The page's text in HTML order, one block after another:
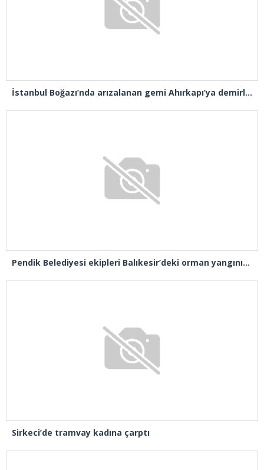
İstanbul Boğazı’nda arızalanan gemi Ahırkapı’ya demirlendi
Pendik Belediyesi ekipleri Balıkesir’deki orman yangınına müdahale ediyor
Sirkeci’de tramvay kadına çarptı